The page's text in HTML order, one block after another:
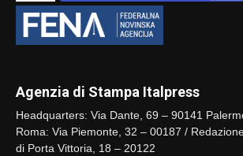
Agenzia di Stampa Italpress
Headquarters: Via Dante, 69 – 90141
Roma: Via Piemonte, 32 – 00187 /
di Porta Vittoria, 18 – 20122